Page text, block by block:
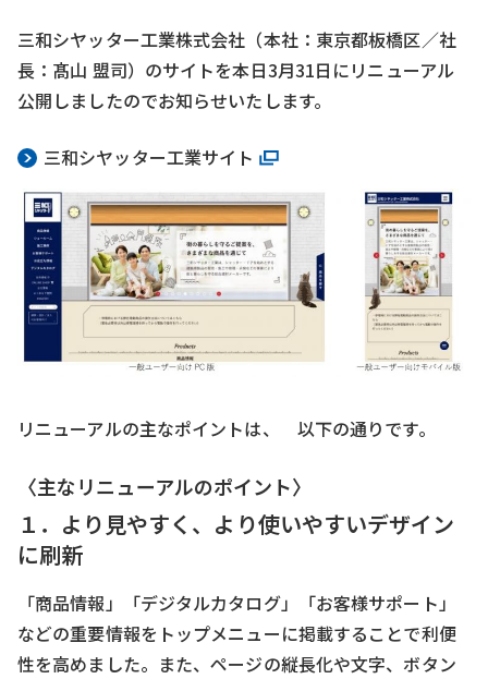
三和シヤッター工業株式会社（本社：東京都板橋区／社
長：髙山 盟司）のサイトを本日3月31日にリニューアル
公開しましたのでお知らせいたします。
三和シヤッター工業サイト
リニューアルの主なポイントは、 以下の通りです。
〈主なリニューアルのポイント〉
１．より見やすく、より使いやすいデザイン
に刷新
「商品情報」「デジタルカタログ」「お客様サポート」
などの重要情報をトップメニューに掲載することで利便
性を高めました。また、ページの縦長化や文字、ボタン